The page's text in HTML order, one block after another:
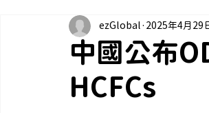
最新消息及活動
中國公布
HCFCs
ezGlobal 2025年4月29